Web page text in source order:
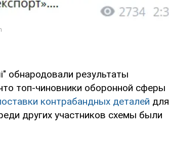
обнародовали результаты
топ-чиновники оборонной сферы
контрабандных деталей для
других участников схемы были